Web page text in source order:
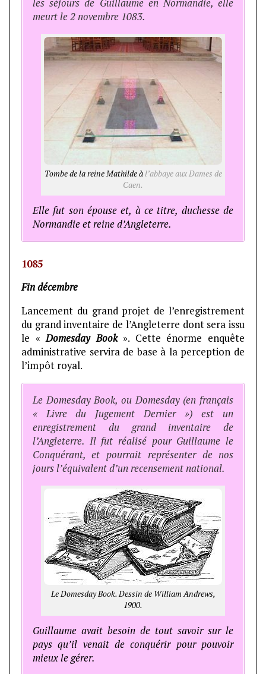
les séjours de Guillaume en Normandie, elle
meurt le 2 novembre 1083.
Tombe de la reine Mathilde àl’abbaye aux Dames de
Caen.
Elle fut son épouse et, à ce titre, duchesse de
Normandie et reine d’Angleterre.
1085
Fin décembre
Lancement du grand projet de l’enregistrement
du grand inventaire de l’Angleterre dont sera issu
le «Domesday Book». Cette énorme enquête
administrative servira de base à la perception de
l’impôt royal.
Le Domesday Book, ou Domesday (en français
« Livre du Jugement Dernier ») est un
enregistrement du grand inventaire de
l’Angleterre. Il fut réalisé pour Guillaume le
Conquérant, et pourrait représenter de nos
jours l’équivalent d’un recensement national.
Le Domesday Book. Dessin de William Andrews,
1900.
Guillaume avait besoin de tout savoir sur le
pays qu’il venait de conquérir pour pouvoir
mieux le gérer.